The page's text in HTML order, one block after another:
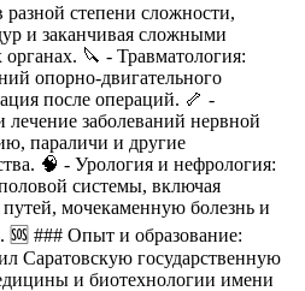
степени сложности,
и заканчивая сложными
🔪 - Травматология:
опорно-двигательного
после операций. 🦴 -
заболеваний нервной
параличи и другие
🧠 - Урология и нефрология:
системы, включая
мочекаменную болезнь и
🆘 ### Опыт и образование:
Саратовскую государственную
и биотехнологии имени